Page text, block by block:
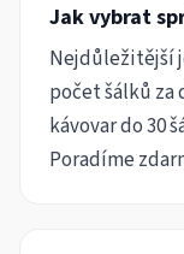
Jak vybrat
Nejdůležitější
počet šálků za
kávovar do 30
Poradíme